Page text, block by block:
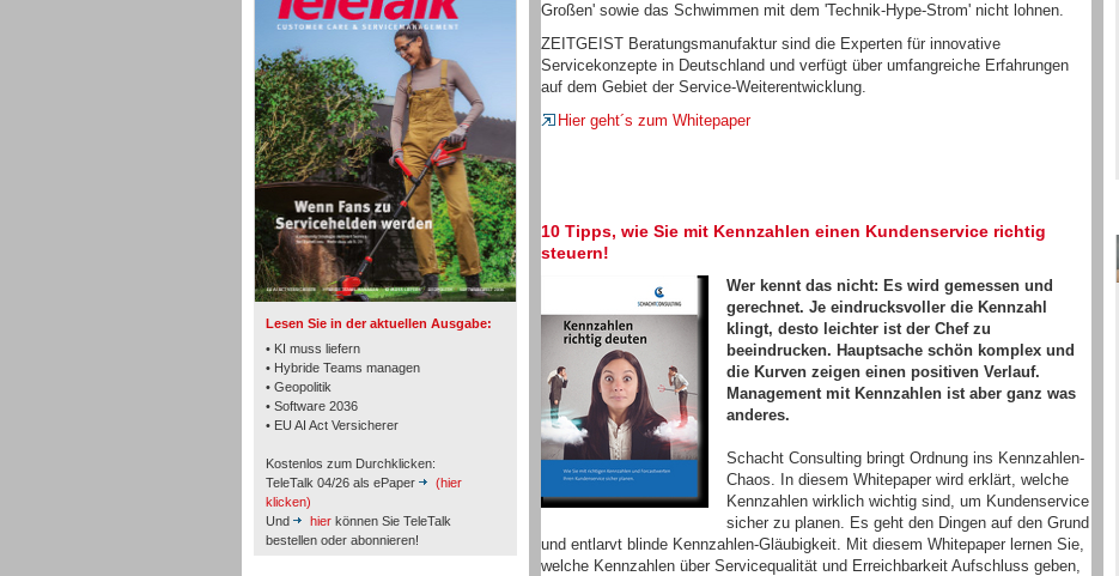
Lesen Sie in der aktuellen Ausgabe:
• KI muss liefern
• Hybride Teams managen
• Geopolitik
• Software 2036
• EU AI Act Versicherer
Kostenlos zum Durchklicken:
TeleTalk 04/26 als ePaper
(hier
klicken)
Und
hier können Sie TeleTalk
bestellen oder abonnieren!
TK- und ACD-Systeme
Workforce-Management
Großen' sowie das Schwimmen mit dem 'Technik-Hype-Strom' nicht lohnen.
ZEITGEIST Beratungsmanufaktur sind die Experten für innovative
Servicekonzepte in Deutschland und verfügt über umfangreiche Erfahrungen
auf dem Gebiet der Service-Weiterentwicklung.
Hier geht´s zum Whitepaper
10 Tipps, wie Sie mit Kennzahlen einen Kundenservice richtig
steuern!
Wer kennt das nicht: Es wird gemessen und
gerechnet. Je eindrucksvoller die Kennzahl
klingt, desto leichter ist der Chef zu
beeindrucken. Hauptsache schön komplex und
die Kurven zeigen einen positiven Verlauf.
Management mit Kennzahlen ist aber ganz was
anderes.
Schacht Consulting bringt Ordnung ins Kennzahlen-
Chaos. In diesem Whitepaper wird erklärt, welche
Kennzahlen wirklich wichtig sind, um Kundenservice
sicher zu planen. Es geht den Dingen auf den Grund
und entlarvt blinde Kennzahlen-Gläubigkeit. Mit diesem Whitepaper lernen Sie,
welche Kennzahlen über Servicequalität und Erreichbarkeit Aufschluss geben,